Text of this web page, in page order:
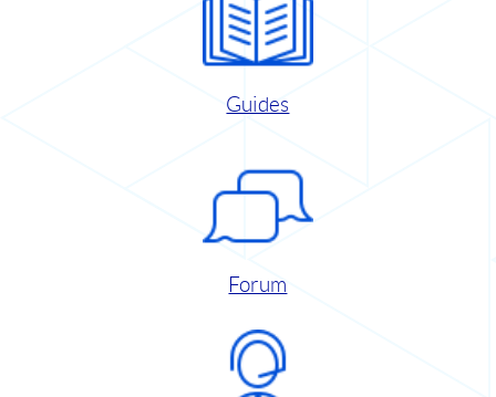
Guides
Forum